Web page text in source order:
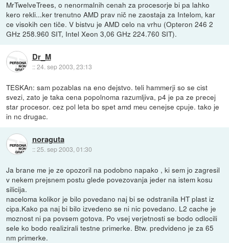
MrTwelveTrees, o nenormalnih cenah za procesorje bi pa lahko
kero rekli...ker trenutno AMD prav nič ne zaostaja za Intelom, kar
ce visokih cen tiče. V bistvu je AMD celo na vrhu (Opteron 246 2
GHz 258.960 SIT, Intel Xeon 3,06 GHz 224.760 SIT).
Dr_M
::24. sep 2003, 23:13
TESKAn: sam pozablas na eno dejstvo. teli hammerji so se cist
svezi, zato je taka cena popolnoma razumljiva, p4 je pa ze precej
star procesor. cez pol leta bo spet amd meu cenejse cpuje. tako je
in nc drugac.
noraguta
::25. sep 2003, 01:30
Ja brane me je ze opozoril na podobno napako , ki sem jo zagresil
v nekem prejsnem postu glede povezovanja jeder na istem kosu
silicija.
naceloma kolikor je bilo povedano naj bi se odstranila HT plast iz
cipa.Kako pa naj bi bilo izvedeno se ni nic povedano. L2 cache je
moznost ni pa povsem gotova. Po vsej verjetnosti se bodo odlocili
sele ko bodo realizirali testne primerke. Btw. predvideno je za 65
nm primerke.